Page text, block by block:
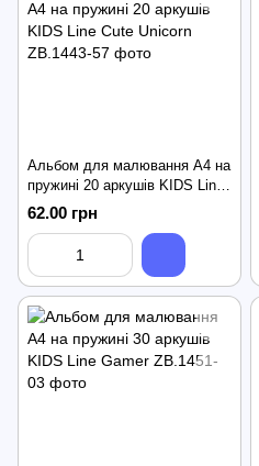
Альбом для малювання А4 на
пружині 20 аркушів KIDS Line
Cute Unicorn
62.00 грн